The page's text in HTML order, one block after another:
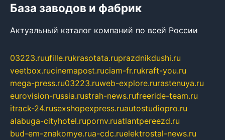
База заводов и фабрик
Актуальный каталог компаний по всей России
03223.ruufille.rukrasotata.ruprazdnikdushi.ru
veetbox.rucinemapost.ruciam-fr.rukraft-you.ru
mega-press.ru03223.ruweb-explore.rurastenuya.ru
eurovision-russia.rustrah-news.rufreeride-team.ru
itrack-24.rusexshopexpress.ruautostudiopro.ru
alabuga-cityhotel.rupornv.ruatlantpereezd.ru
bud-em-znakomye.rua-cdc.ruelektrostal-news.ru